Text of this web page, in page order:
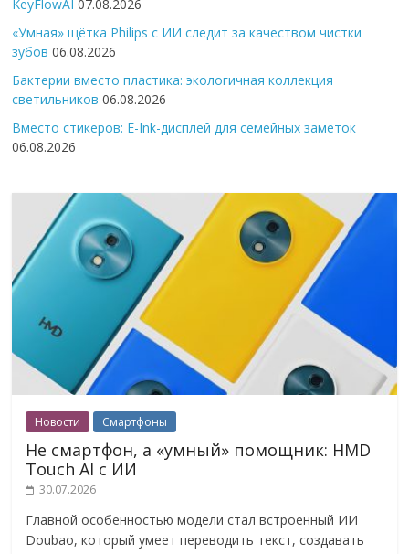
KeyFlowAI 07.08.2026
«Умная» щётка Philips с ИИ следит за качеством чистки
зубов 06.08.2026
Бактерии вместо пластика: экологичная коллекция
светильников 06.08.2026
Вместо стикеров: E-Ink-дисплей для семейных заметок
06.08.2026
Новости Смартфоны
Не смартфон, а «умный» помощник: HMD
Touch AI с ИИ
30.07.2026
Главной особенностью модели стал встроенный ИИ
Doubao, который умеет переводить текст, создавать